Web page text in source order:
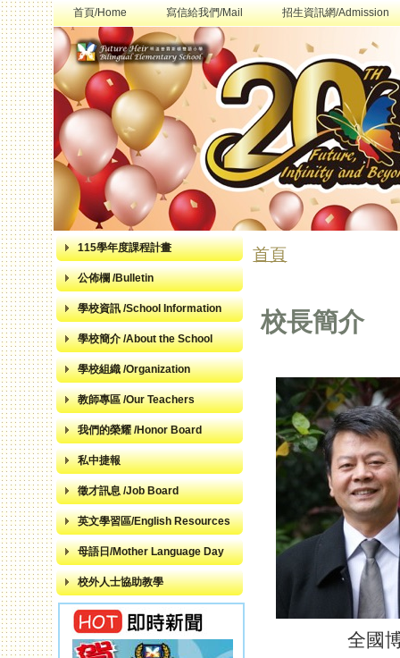
首頁/Home 寫信給我們/Mail 招生資訊網/Admission
115學年度課程計畫
公佈欄 /Bulletin
學校資訊 /School Information
學校簡介 /About the School
學校組織 /Organization
教師專區 /Our Teachers
我們的榮耀 /Honor Board
私中捷報
徵才訊息 /Job Board
英文學習區/English Resources
母語日/Mother Language Day
校外人士協助教學
您在這裡
首頁
校長簡介
全國